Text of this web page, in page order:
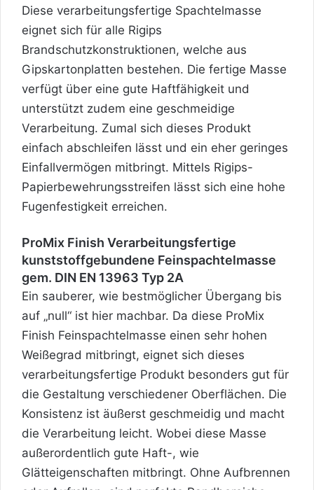
Diese verarbeitungsfertige Spachtelmasse
eignet sich für alle Rigips
Brandschutzkonstruktionen, welche aus
Gipskartonplatten bestehen. Die fertige Masse
verfügt über eine gute Haftfähigkeit und
unterstützt zudem eine geschmeidige
Verarbeitung. Zumal sich dieses Produkt
einfach abschleifen lässt und ein eher geringes
Einfallvermögen mitbringt. Mittels Rigips-
Papierbewehrungsstreifen lässt sich eine hohe
Fugenfestigkeit erreichen.
ProMix Finish Verarbeitungsfertige
kunststoffgebundene Feinspachtelmasse
gem. DIN EN 13963 Typ 2A
Ein sauberer, wie bestmöglicher Übergang bis
auf „null“ ist hier machbar. Da diese ProMix
Finish Feinspachtelmasse einen sehr hohen
Weißegrad mitbringt, eignet sich dieses
verarbeitungsfertige Produkt besonders gut für
die Gestaltung verschiedener Oberflächen. Die
Konsistenz ist äußerst geschmeidig und macht
die Verarbeitung leicht. Wobei diese Masse
außerordentlich gute Haft-, wie
Glätteigenschaften mitbringt. Ohne Aufbrennen